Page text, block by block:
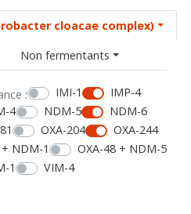
cloacae complex)
Non fermentants
: IMI-1
IMP-4
4 NDM-5
NDM-6
OXA-204
OXA-244
NDM-1
OXA-48 + NDM-5
1
VIM-4